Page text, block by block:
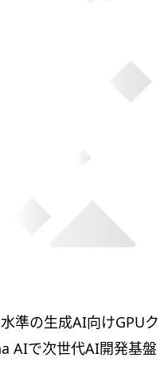
準の生成AI向けGPUク
AIで次世代AI開発基盤